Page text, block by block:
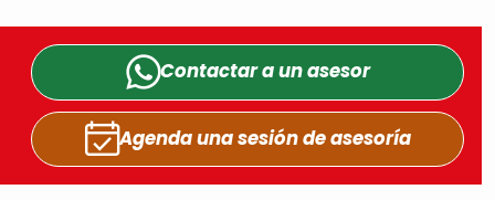
Contactar a unasesor
Agenda una sesiónde asesoría